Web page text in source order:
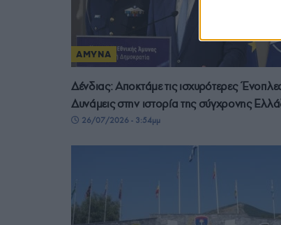
ΑΜΥΝΑ
Δένδιας: Αποκτάμε τις ισχυρότερες
Δυνάμεις στην ιστορία της σύγχρονης
26/07/2026 - 3:54μμ